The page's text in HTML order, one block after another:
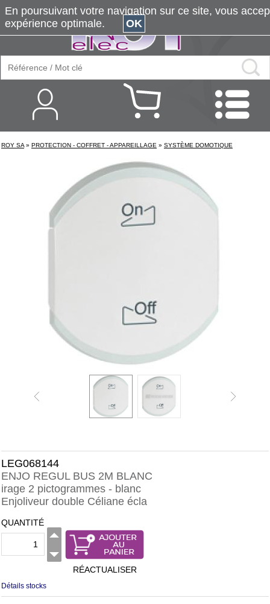
ROY SA » PROTECTION - COFFRET - APPAREILLAGE » SYSTÈME DOMOTIQUE
LEG068144
ENJO REGUL BUS 2M BLANC
irage 2 pictogrammes - blanc
Enjoliveur double Céliane écla
QUANTITÉ
RÉACTUALISER
Détails stocks
En poursuivant votre navigation sur ce site, vous
expérience optimale.
OK